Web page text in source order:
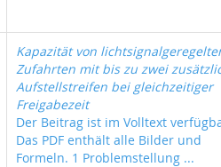
Kapazität von
Zufahrten mit bis zu zwei
Aufstellstreifen bei gleichzeitiger
Freigabezeit
Der Beitrag ist im Volltext
Das PDF enthält alle Bilder und
Formeln. 1 Problemstellung ...